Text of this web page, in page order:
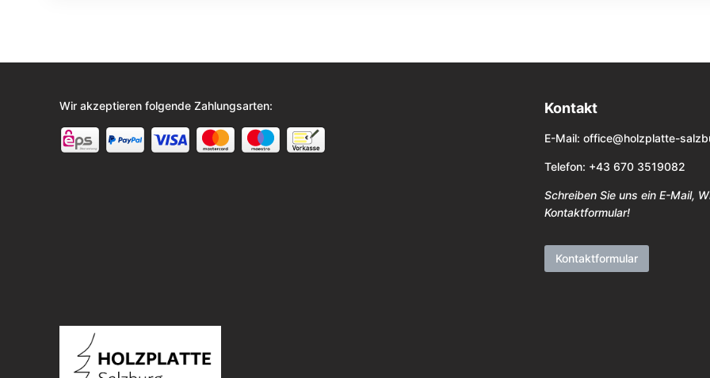
Wir akzeptieren folgende Zahlungsarten: Kontakt
E-Mail: office@holzplatte-
Telefon: +43 670 3519082
Schreiben Sie uns ein E-Mail,
Kontaktformular!
Kontaktformular